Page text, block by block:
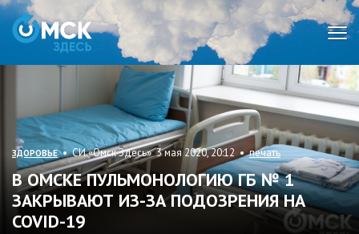
ЗДОРОВЬЕ• СИ «Омск Здесь» 3 мая 2020, 20:12 •печать
В ОМСКЕ ПУЛЬМОНОЛОГИЮ ГБ № 1
ЗАКРЫВАЮТ ИЗ-ЗА ПОДОЗРЕНИЯ НА
COVID-19